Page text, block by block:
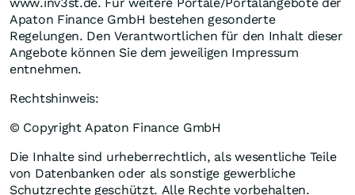
Apaton Finance GmbH bestehen gesonderte
Regelungen. Den Verantwortlichen für den Inhalt dieser
Angebote können Sie dem jeweiligen Impressum
entnehmen.
Rechtshinweis:
© Copyright Apaton Finance GmbH
Die Inhalte sind urheberrechtlich, als wesentliche Teile
von Datenbanken oder als sonstige gewerbliche
Schutzrechte geschützt. Alle Rechte vorbehalten.